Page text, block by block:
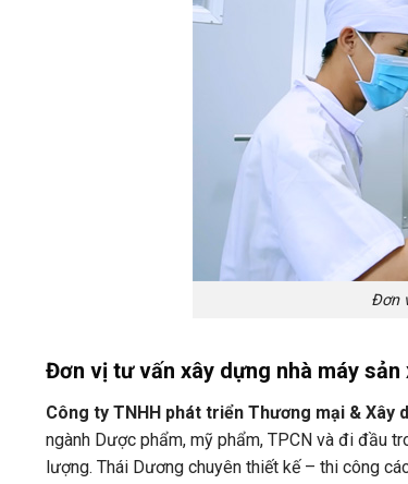
Đơn
Đơn vị tư vấn xây dựng nhà máy sản
Công ty TNHH phát triển Thương mại & Xây
ngành Dược phẩm, mỹ phẩm, TPCN và đi đầu
lượng. Thái Dương chuyên thiết kế – thi công